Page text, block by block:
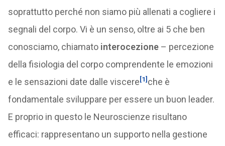
soprattutto perché non siamo più allenati a cogliere i
segnali del corpo. Vi è un senso, oltre ai 5 che ben
conosciamo, chiamato interocezione– percezione
della fisiologia del corpo comprendente le emozioni
e le sensazioni date dalle viscere[1] che è
fondamentale sviluppare per essere un buon leader.
E proprio in questo le Neuroscienze risultano
efficaci: rappresentano un supporto nella gestione